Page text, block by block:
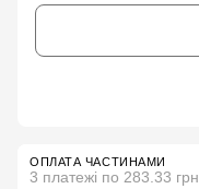
ОПЛАТА ЧАСТИНАМИ
3 платежі по 283.33 грн